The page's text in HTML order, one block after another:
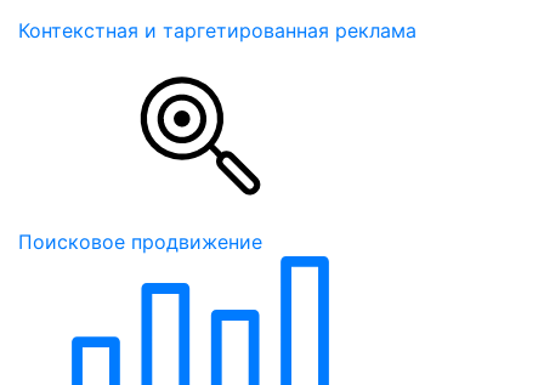
Контекстная и таргетированная реклама
Поисковое продвижение